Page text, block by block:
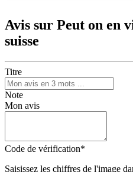
Avis sur Peut on en
suisse
Titre
Note
Mon avis
Code de vérification*
Saisissez les chiffres de l'image